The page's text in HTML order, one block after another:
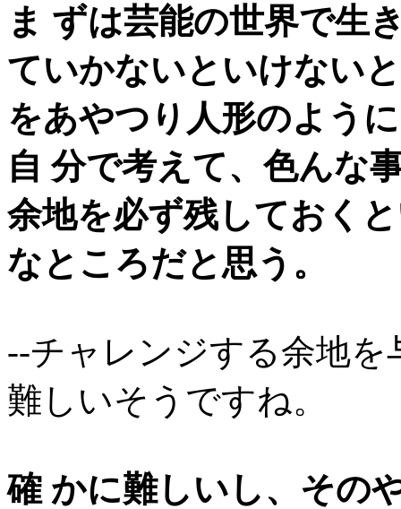
ま ずは芸能の世界で生
ていかないといけない
をあやつり人形のよう
自 分で考えて、色んな
余地を必ず残しておく
なところだと思う。
--チャレンジする余地
難しいそうですね。
確 かに難しいし、その